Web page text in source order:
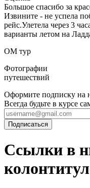
Большое спасибо за
Извините - не успела
рейс.Улетела через 3
варианты летом на
ОМ тур
Фотографии
путешествий
Оформите подписку на
Всегда будьте в курсе
Ссылки в